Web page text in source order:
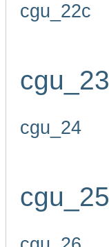
cgu_22c
cgu_23
cgu_24
cgu_25